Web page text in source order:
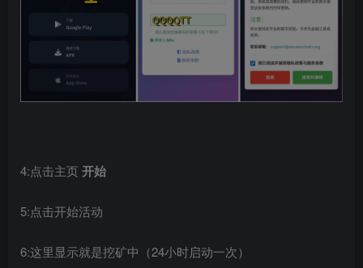
4:点击主页 开始
5:点击开始活动
6:这里显示就是挖矿中（24小时启动一次）